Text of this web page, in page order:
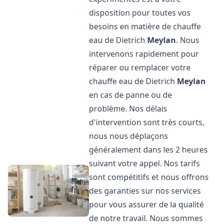
disposition pour toutes vos
besoins en matière de chauffe
eau de Dietrich Meylan. Nous
intervenons rapidement pour
réparer ou remplacer votre
chauffe eau de Dietrich Meylan
en cas de panne ou de
problème. Nos délais
d'intervention sont très courts,
nous nous déplaçons
généralement dans les 2 heures
suivant votre appel. Nos tarifs
sont compétitifs et nous offrons
des garanties sur nos services
pour vous assurer de la qualité
de notre travail. Nous sommes